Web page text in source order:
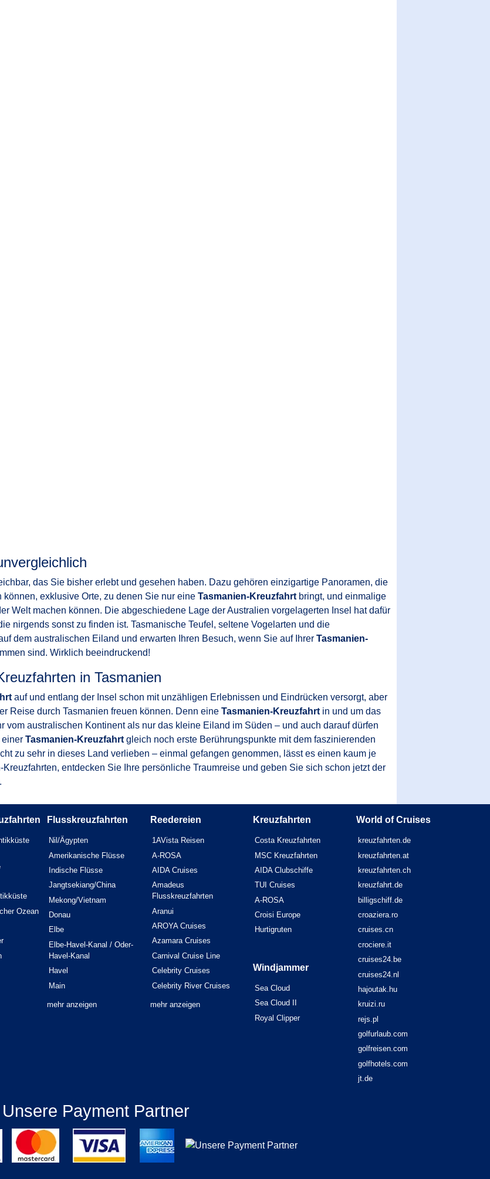
das Sie bisher erlebt und gesehen haben. Dazu gehören einzigartige Panoramen, die
exklusive Orte, zu denen Sie nur eine Tasmanien-Kreuzfahrt bringt, und einmalige
Welt machen können. Die abgeschiedene Lage der Australien vorgelagerten Insel hat dafür
nirgends sonst zu finden ist. Tasmanische Teufel, seltene Vogelarten und die
dem australischen Eiland und erwarten Ihren Besuch, wenn Sie auf Ihrer Tasmanien-
sind. Wirklich beeindruckend!
in Tasmanien
auf und entlang der Insel schon mit unzähligen Erlebnissen und Eindrücken versorgt, aber
Reise durch Tasmanien freuen können. Denn eine Tasmanien-Kreuzfahrt in und um das
vom australischen Kontinent als nur das kleine Eiland im Süden – und auch darauf dürfen
einer Tasmanien-Kreuzfahrt gleich noch erste Berührungspunkte mit dem faszinierenden
zu sehr in dieses Land verlieben – einmal gefangen genommen, lässt es einen kaum je
entdecken Sie Ihre persönliche Traumreise und geben Sie sich schon jetzt der
Ozean
Flusskreuzfahrten
Nil/Ägypten
Amerikanische Flüsse
Indische Flüsse
Jangtsekiang/China
Mekong/Vietnam
Donau
Elbe
Elbe-Havel-Kanal / Oder-
Havel-Kanal
Havel
Main
mehr anzeigen
Reedereien
1AVista Reisen
A-ROSA
AIDA Cruises
Amadeus
Flusskreuzfahrten
Aranui
AROYA Cruises
Azamara Cruises
Carnival Cruise Line
Celebrity Cruises
Celebrity River Cruises
mehr anzeigen
Kreuzfahrten
Costa Kreuzfahrten
MSC Kreuzfahrten
AIDA Clubschiffe
TUI Cruises
A-ROSA
Croisi Europe
Hurtigruten
Windjammer
Sea Cloud
Sea Cloud II
Royal Clipper
World of Cruises
kreuzfahrten.de
kreuzfahrten.at
kreuzfahrten.ch
kreuzfahrt.de
billigschiff.de
croaziera.ro
cruises.cn
crociere.it
cruises24.be
cruises24.nl
hajoutak.hu
kruizi.ru
rejs.pl
golfurlaub.com
golfreisen.com
golfhotels.com
jt.de
Unsere Payment Partner